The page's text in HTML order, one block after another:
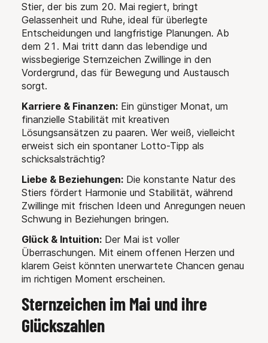
Stier, der bis zum 20. Mai regiert, bringt
Gelassenheit und Ruhe, ideal für überlegte
Entscheidungen und langfristige Planungen. Ab
dem 21. Mai tritt dann das lebendige und
wissbegierige Sternzeichen Zwillinge in den
Vordergrund, das für Bewegung und Austausch
sorgt.
Karriere & Finanzen: Ein günstiger Monat, um
finanzielle Stabilität mit kreativen
Lösungsansätzen zu paaren. Wer weiß, vielleicht
erweist sich ein spontaner Lotto-Tipp als
schicksalsträchtig?
Liebe & Beziehungen: Die konstante Natur des
Stiers fördert Harmonie und Stabilität, während
Zwillinge mit frischen Ideen und Anregungen neuen
Schwung in Beziehungen bringen.
Glück & Intuition: Der Mai ist voller
Überraschungen. Mit einem offenen Herzen und
klarem Geist könnten unerwartete Chancen genau
im richtigen Moment erscheinen.
Sternzeichen im Mai und ihre
Glückszahlen